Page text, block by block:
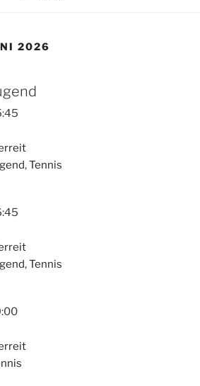
2026
,Tennis
,Tennis